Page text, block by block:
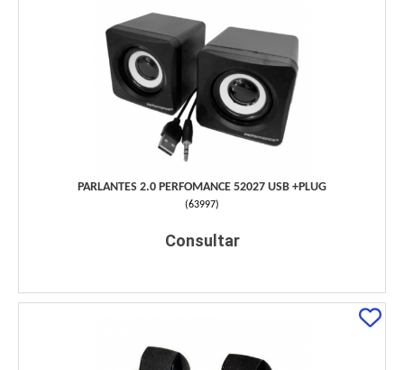
PARLANTES 2.0 PERFOMANCE 52027 USB +PLUG
(63997)
Consultar